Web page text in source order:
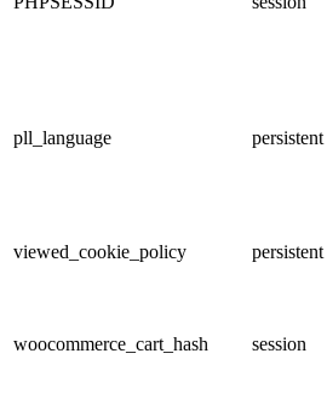
pll_language persistent
viewed_cookie_policy persistent
woocommerce_cart_hash session